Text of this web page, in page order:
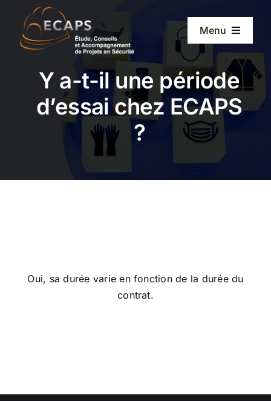
contenu
Menu
A PROPOS D’ECAPS
NOTRE MÉTHODE
Y a-t-il une période
d’essai chez ECAPS
?
Oui, sa durée varie en fonction de la durée du
contrat.